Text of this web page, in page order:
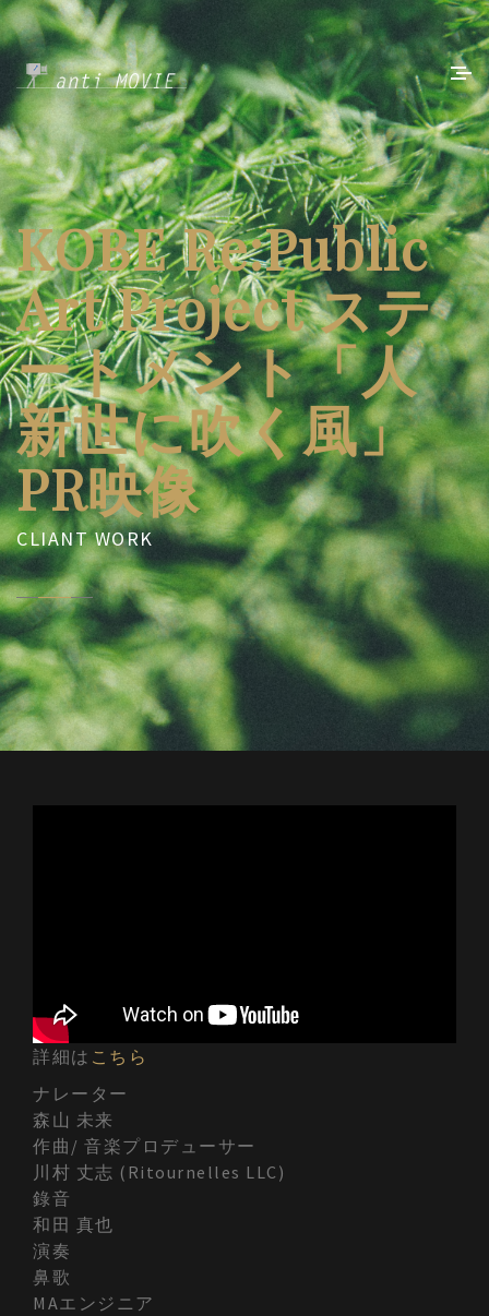
KOBE Re:Public
Art Project ステ
ートメント「人
新世に吹く風」
PR映像
CLIANT WORK
詳細は こちら
ナレーター
森山 未来
作曲/ 音楽プロデューサー
川村 丈志 (Ritournelles LLC)
錄音
和田 真也
演奏
鼻歌
MAエンジニア